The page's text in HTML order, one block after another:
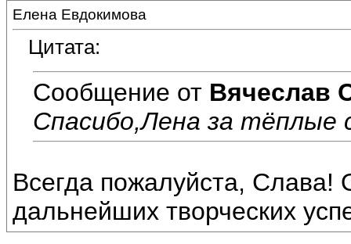
Елена Евдокимова
Цитата:
Сообщение от Вячеслав
Спасибо,Лена за тёплые
Всегда пожалуйста,
дальнейших творческих